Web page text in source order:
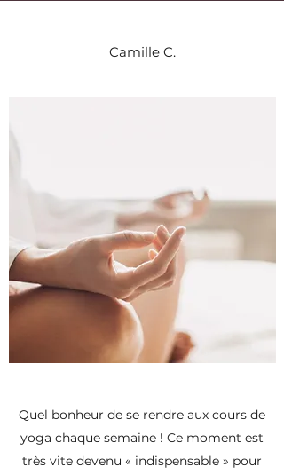
Camille C.
Quel bonheur de se rendre aux cours de
yoga chaque semaine ! Ce moment est
très vite devenu « indispensable » pour